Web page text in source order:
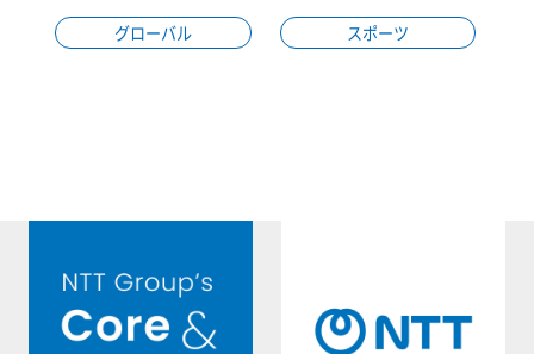
グローバル スポーツ